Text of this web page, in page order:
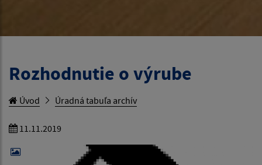
Rozhodnutie o výrube
Úvod Úradná tabuľa archív
11.11.2019